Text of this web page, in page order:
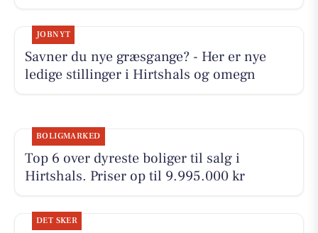
JOBNYT
Savner du nye græsgange? - Her er nye
ledige stillinger i Hirtshals og omegn
BOLIGMARKED
Top 6 over dyreste boliger til salg i
Hirtshals. Priser op til 9.995.000 kr
DET SKER